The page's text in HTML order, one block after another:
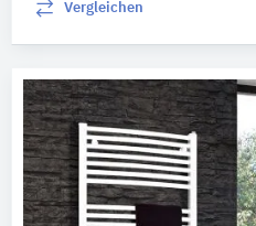
Vergleichen